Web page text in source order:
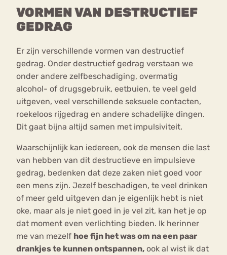
VORMEN VAN DESTRUCTIEF
GEDRAG
Er zijn verschillende vormen van destructief
gedrag. Onder destructief gedrag verstaan we
onder andere zelfbeschadiging, overmatig
alcohol- of drugsgebruik, eetbuien, te veel geld
uitgeven, veel verschillende seksuele contacten,
roekeloos rijgedrag en andere schadelijke dingen.
Dit gaat bijna altijd samen met impulsiviteit.
Waarschijnlijk kan iedereen, ook de mensen die last
van hebben van dit destructieve en impulsieve
gedrag, bedenken dat deze zaken niet goed voor
een mens zijn. Jezelf beschadigen, te veel drinken
of meer geld uitgeven dan je eigenlijk hebt is niet
oke, maar als je niet goed in je vel zit, kan het je op
dat moment even verlichting bieden. Ik herinner
me van mezelf hoe fijn het was om na een paar
drankjes te kunnen ontspannen, ook al wist ik dat